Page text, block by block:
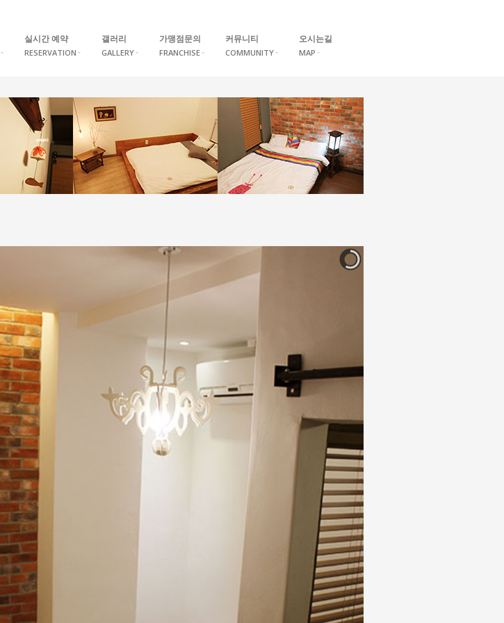
실시간 예약
RESERVATION
갤러리
GALLERY
가맹점문의
FRANCHISE
커뮤니티
COMMUNITY
오시는길
MAP